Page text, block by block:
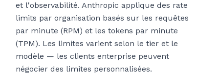
et l'observabilité. Anthropic applique des rate
limits par organisation basés sur les requêtes
par minute (RPM) et les tokens par minute
(TPM). Les limites varient selon le tier et le
modèle — les clients enterprise peuvent
négocier des limites personnalisées.